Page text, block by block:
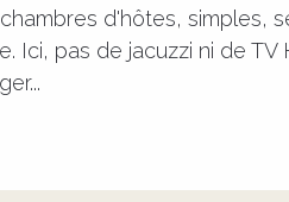
d'hôtes, simples,
Ici, pas de jacuzzi ni de TV